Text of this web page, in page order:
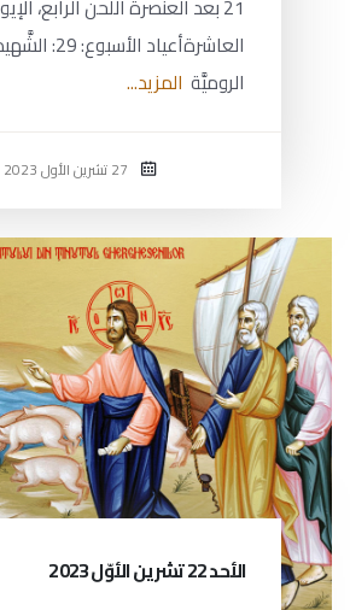
21 بعد العنصرة اللحن الرابع،
العاشرةأعياد
الروميَّة المزيد...
الأحد 22 تشرين الأوّل 2023